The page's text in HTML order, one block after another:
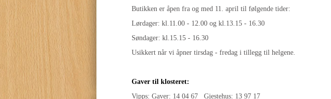
Butikken er åpen fra og med 11. april til følgende tider:
Lørdager: kl.11.00 - 12.00 og kl.13.15 - 16.30
Søndager: kl.15.15 - 16.30
Usikkert når vi åpner tirsdag - fredag i tillegg til helgene.
Gaver til klosteret:
Vipps: Gaver: 14 04 67 Gjestehus: 13 97 17